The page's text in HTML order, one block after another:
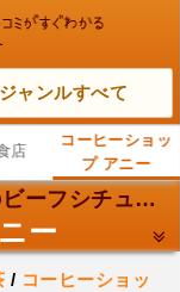
ジャンルすべて
店
コーヒーショッ
プ アニー
ログハウスで味わう、阿蘇のビーフシチュー。
ー
/ コーヒーショッ